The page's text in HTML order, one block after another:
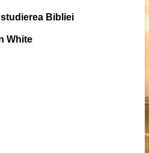
Bibliei
White